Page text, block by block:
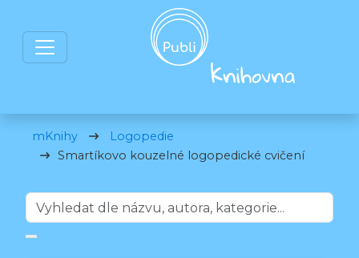
mKnihy
Logopedie
Smartíkovo kouzelné logopedické cvičení